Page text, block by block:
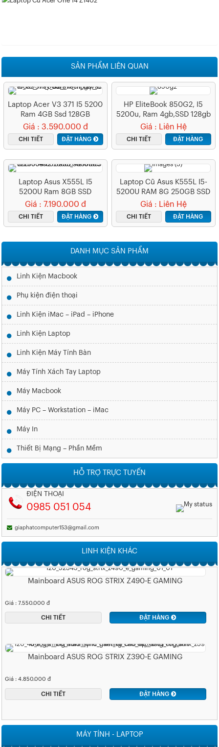
SẢN PHẨM LIÊN QUAN
Laptop Acer V3 371 I5 5200
Ram 4GB Ssd 128GB
Giá : 3.590.000 đ
CHI TIẾT ĐẶT HÀNG
HP EliteBook 850G2, I5
5200u, Ram 4gb,SSD 128gb
Giá : Liên Hệ
CHI TIẾT ĐẶT HÀNG
Laptop Asus X555L I5
5200U Ram 8GB SSD
256GB Vga 920M 2GB
Giá : 7.190.000 đ
CHI TIẾT ĐẶT HÀNG
Laptop Cũ Asus K555L I5-
5200U RAM 8G 250GB SSD
Giá : Liên Hệ
CHI TIẾT ĐẶT HÀNG
DANH MỤC SẢN PHẨM
Linh Kiện Macbook
Phụ kiện điện thoại
Linh Kiện iMac – iPad – iPhone
Linh Kiện Laptop
Linh Kiện Máy Tính Bàn
Máy Tính Xách Tay Laptop
Máy Macbook
Máy PC – Workstation – iMac
Máy In
Thiết Bị Mạng – Phần Mềm
HỖ TRỢ TRỰC TUYẾN
ĐIỆN THOẠI
0985 051 054
giaphatcomputer153@gmail.com
LINH KIỆN KHÁC
Mainboard ASUS ROG STRIX Z490-E GAMING
Giá : 7.550.000 đ
CHI TIẾT ĐẶT HÀNG
Mainboard ASUS ROG STRIX Z390-E GAMING
Giá : 4.850.000 đ
CHI TIẾT ĐẶT HÀNG
MÁY TÍNH - LAPTOP